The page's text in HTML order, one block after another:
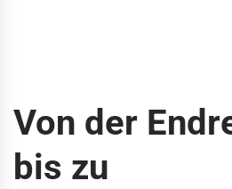
Von der
bis zu